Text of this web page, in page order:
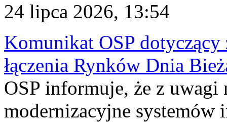
24 lipca 2026, 13:54
Komunikat OSP dotyczący
łączenia Rynków Dnia
OSP informuje, że z uwagi
modernizacyjne